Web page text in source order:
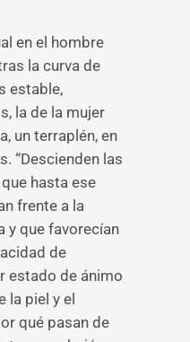
en el hombre
la curva de
estable,
la de la mujer
un terraplén, en
“Descienden las
hasta ese
frente a la
y que favorecían
de
estado de ánimo
la piel y el
qué pasan de